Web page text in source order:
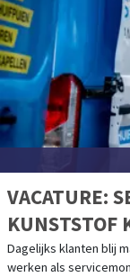
VACATURE:
KUNSTSTOF
Dagelijks klanten blij
werken als